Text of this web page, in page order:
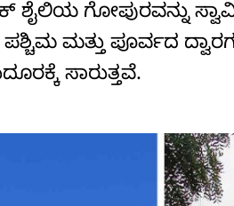
ಗೋಪುರವನ್ನು
ಮತ್ತು ಪೂರ್ವದ
ಸಾರುತ್ತವೆ.